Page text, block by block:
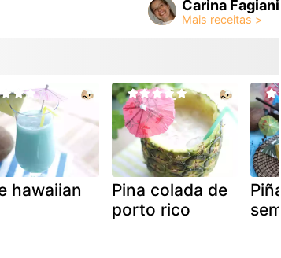
Carina Fagiani
hawaiian
Pina colada de
porto rico